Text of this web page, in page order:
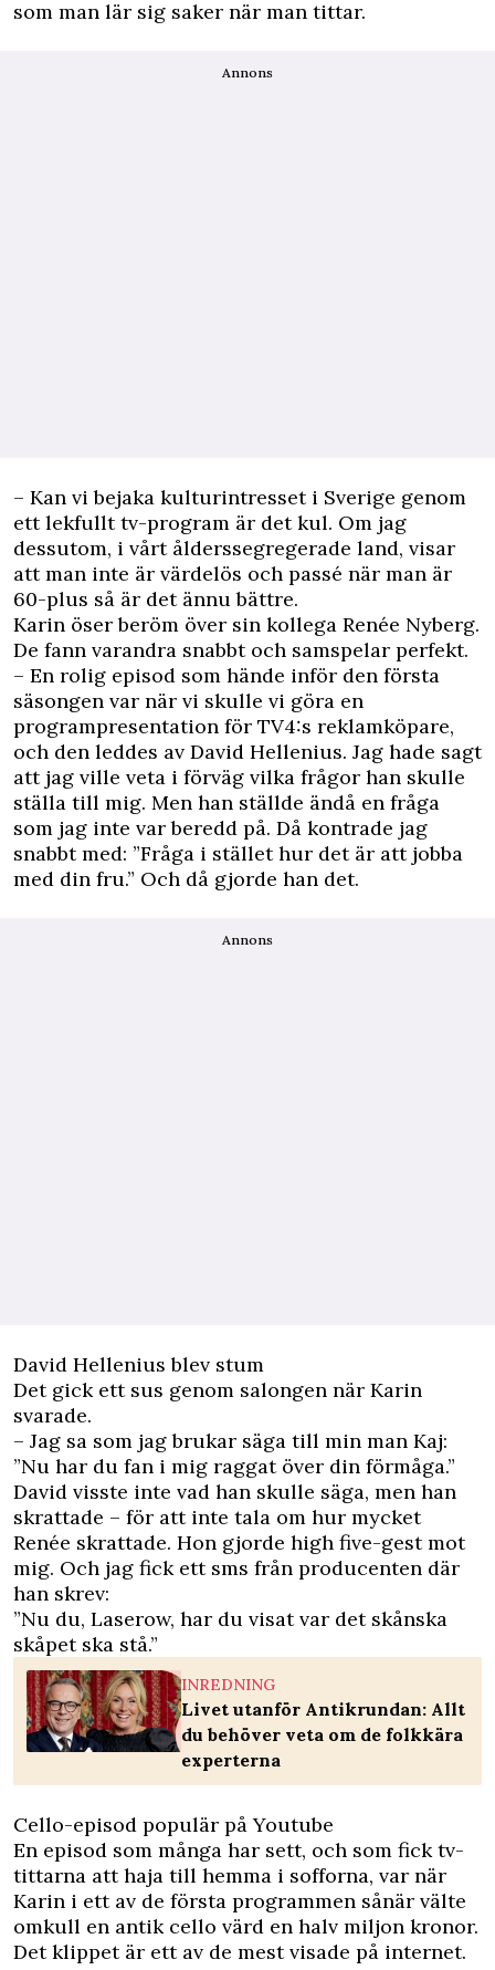
som man lär sig saker när man tittar.
Annons
– Kan vi bejaka kulturintresset i Sverige genom
ett lekfullt tv-program är det kul. Om jag
dessutom, i vårt ålderssegregerade land, visar
att man inte är värdelös och passé när man är
60-plus så är det ännu bättre.
Karin öser beröm över sin kollega Renée Nyberg.
De fann varandra snabbt och samspelar perfekt.
– En rolig episod som hände inför den första
säsongen var när vi skulle vi göra en
programpresentation för TV4:s reklamköpare,
och den leddes av David Hellenius. Jag hade sagt
att jag ville veta i förväg vilka frågor han skulle
ställa till mig. Men han ställde ändå en fråga
som jag inte var beredd på. Då kontrade jag
snabbt med: ”Fråga i stället hur det är att jobba
med din fru.” Och då gjorde han det.
Annons
David Hellenius blev stum
Det gick ett sus genom salongen när Karin
svarade.
– Jag sa som jag brukar säga till min man Kaj:
”Nu har du fan i mig raggat över din förmåga.”
David visste inte vad han skulle säga, men han
skrattade – för att inte tala om hur mycket
Renée skrattade. Hon gjorde high five-gest mot
mig. Och jag fick ett sms från producenten där
han skrev:
”Nu du, Laserow, har du visat var det skånska
skåpet ska stå.”
INREDNING
Livet utanför Antikrundan: Allt
du behöver veta om de folkkära
experterna
Cello-episod populär på Youtube
En episod som många har sett, och som fick tv-
tittarna att haja till hemma i sofforna, var när
Karin i ett av de första programmen sånär välte
omkull en antik cello värd en halv miljon kronor.
Det klippet är ett av de mest visade på internet.